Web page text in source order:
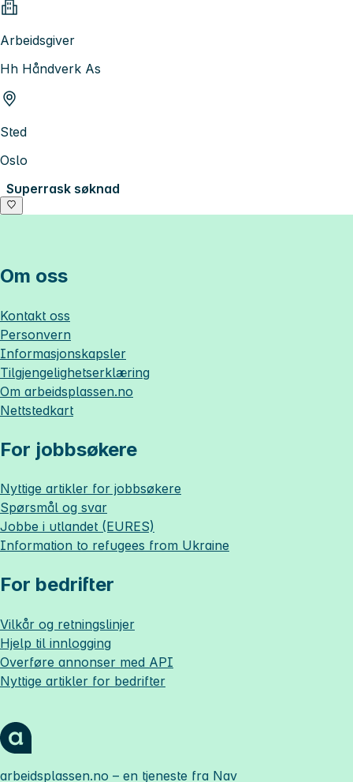
Arbeidsgiver
Hh Håndverk As
Sted
Oslo
Superrask søknad
Om oss
Kontakt oss
Personvern
Informasjonskapsler
Tilgjengelighetserklæring
Om arbeidsplassen.no
Nettstedkart
For jobbsøkere
Nyttige artikler for jobbsøkere
Spørsmål og svar
Jobbe i utlandet (EURES)
Information to refugees from Ukraine
For bedrifter
Vilkår og retningslinjer
Hjelp til innlogging
Overføre annonser med API
Nyttige artikler for bedrifter
arbeidsplassen.no – en tjeneste fra Nav